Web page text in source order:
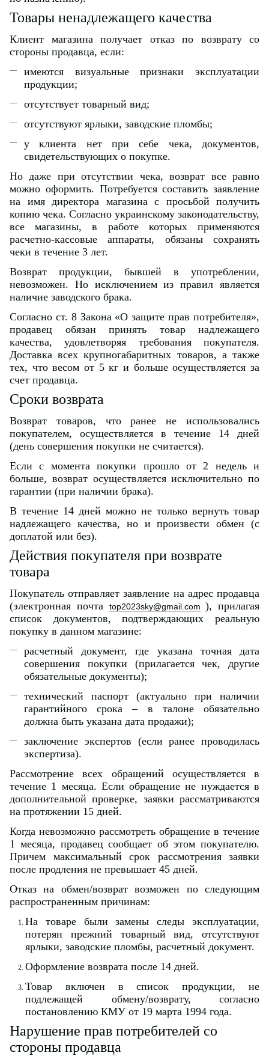
Товары ненадлежащего качества
Клиент магазина получает отказ по возврату со
стороны продавца, если:
имеются визуальные признаки эксплуатации
продукции;
отсутствует товарный вид;
отсутствуют ярлыки, заводские пломбы;
у клиента нет при себе чека, документов,
свидетельствующих о покупке.
Но даже при отсутствии чека, возврат все равно
можно оформить. Потребуется составить заявление
на имя директора магазина с просьбой получить
копию чека. Согласно украинскому законодательству,
все магазины, в работе которых применяются
расчетно-кассовые аппараты, обязаны сохранять
чеки в течение 3 лет.
Возврат продукции, бывшей в употреблении,
невозможен. Но исключением из правил является
наличие заводского брака.
Согласно ст. 8 Закона «О защите прав потребителя»,
продавец обязан принять товар надлежащего
качества, удовлетворяя требования покупателя.
Доставка всех крупногабаритных товаров, а также
тех, что весом от 5 кг и больше осуществляется за
счет продавца.
Сроки возврата
Возврат товаров, что ранее не использовались
покупателем, осуществляется в течение 14 дней
(день совершения покупки не считается).
Если с момента покупки прошло от 2 недель и
больше, возврат осуществляется исключительно по
гарантии (при наличии брака).
В течение 14 дней можно не только вернуть товар
надлежащего качества, но и произвести обмен (с
доплатой или без).
Действия покупателя при возврате
товара
Покупатель отправляет заявление на адрес продавца
(электронная почта
top2023sky@gmail.com ), прилагая
список документов, подтверждающих реальную
покупку в данном магазине:
расчетный документ, где указана точная дата
совершения покупки (прилагается чек, другие
обязательные документы);
технический паспорт (актуально при наличии
гарантийного срока – в талоне обязательно
должна быть указана дата продажи);
заключение экспертов (если ранее проводилась
экспертиза).
Рассмотрение всех обращений осуществляется в
течение 1 месяца. Если обращение не нуждается в
дополнительной проверке, заявки рассматриваются
на протяжении 15 дней.
Когда невозможно рассмотреть обращение в течение
1 месяца, продавец сообщает об этом покупателю.
Причем максимальный срок рассмотрения заявки
после продления не превышает 45 дней.
Отказ на обмен/возврат возможен по следующим
распространенным причинам:
На товаре были замены следы эксплуатации,
потерян прежний товарный вид, отсутствуют
ярлыки, заводские пломбы, расчетный документ.
Оформление возврата после 14 дней.
Товар включен в список продукции, не
подлежащей обмену/возврату, согласно
постановлению КМУ от 19 марта 1994 года.
Нарушение прав потребителей со
стороны продавца